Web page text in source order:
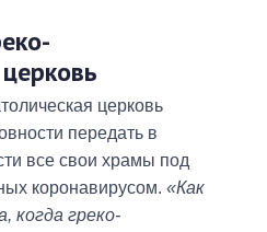
церковь
передать в
все свои храмы под
коронавирусом. «Как
когда греко-